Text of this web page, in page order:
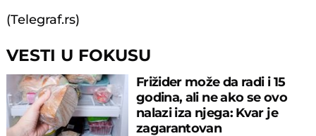
(Telegraf.rs)
VESTI U FOKUSU
Frižider može da radi i 15
godina, ali ne ako se ovo
nalazi iza njega: Kvar je
zagarantovan